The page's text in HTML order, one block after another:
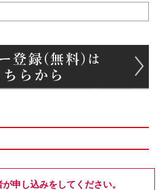
申し込みをしてください。